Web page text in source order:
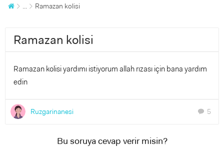
... Ramazan kolisi
Ramazan kolisi
Ramazan kolisi yardımı istiyorum allah rızası için bana yardım
edin
Ruzgarinanesi chat 5
Bu soruya cevap verir misin?